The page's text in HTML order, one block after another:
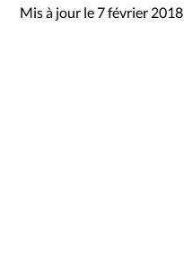
Mis à jour le 7 février 2018